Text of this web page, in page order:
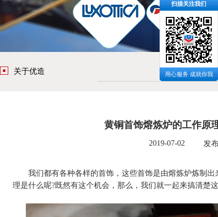
关于优造
黄铜首饰熔炼炉的工作原
2019-07-02 发
我们都有各种各样的首饰，这些首饰是由熔炼炉炼制出
理是什么呢?既然有这个机会，那么，我们就一起来搞清楚
扫描关注我们
用心服务 成就你我